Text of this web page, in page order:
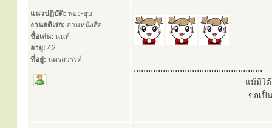
แนวปฏิบัติ: พอง-ยุบ
งานอดิเรก: อ่านหนังสือ
ชื่อเล่น: นนท์
อายุ: 42
ที่อยู่: นครสวรรค์
.....................................................
แม้มิได้
ขอเป็